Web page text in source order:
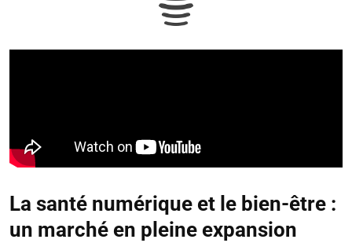
La santé numérique et le bien-être :
un marché en pleine expansion